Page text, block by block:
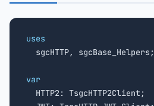
uses
sgcHTTP, sgcBase_Helpers;
var
HTTP2: TsgcHTTP2Client;